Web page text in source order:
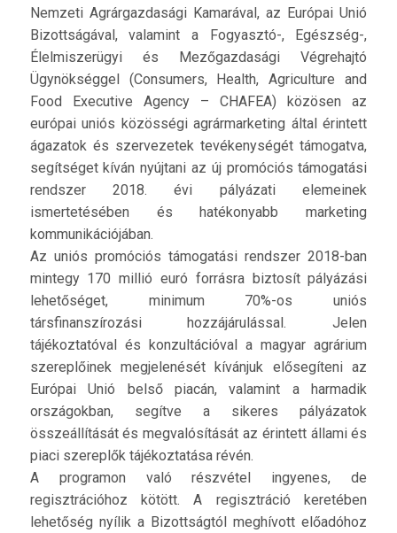
Nemzeti Agrárgazdasági Kamarával, az Európai Unió
Bizottságával, valamint a Fogyasztó-, Egészség-,
Élelmiszerügyi és Mezőgazdasági Végrehajtó
Ügynökséggel (Consumers, Health, Agriculture and
Food Executive Agency – CHAFEA) közösen az
európai uniós közösségi agrármarketing által érintett
ágazatok és szervezetek tevékenységét támogatva,
segítséget kíván nyújtani az új promóciós támogatási
rendszer 2018. évi pályázati elemeinek
ismertetésében és hatékonyabb marketing
kommunikációjában.
Az uniós promóciós támogatási rendszer 2018-ban
mintegy 170 millió euró forrásra biztosít pályázási
lehetőséget, minimum 70%-os uniós
társfinanszírozási hozzájárulással. Jelen
tájékoztatóval és konzultációval a magyar agrárium
szereplőinek megjelenését kívánjuk elősegíteni az
Európai Unió belső piacán, valamint a harmadik
országokban, segítve a sikeres pályázatok
összeállítását és megvalósítását az érintett állami és
piaci szereplők tájékoztatása révén.
A programon való részvétel ingyenes, de
regisztrációhoz kötött. A regisztráció keretében
lehetőség nyílik a Bizottságtól meghívott előadóhoz